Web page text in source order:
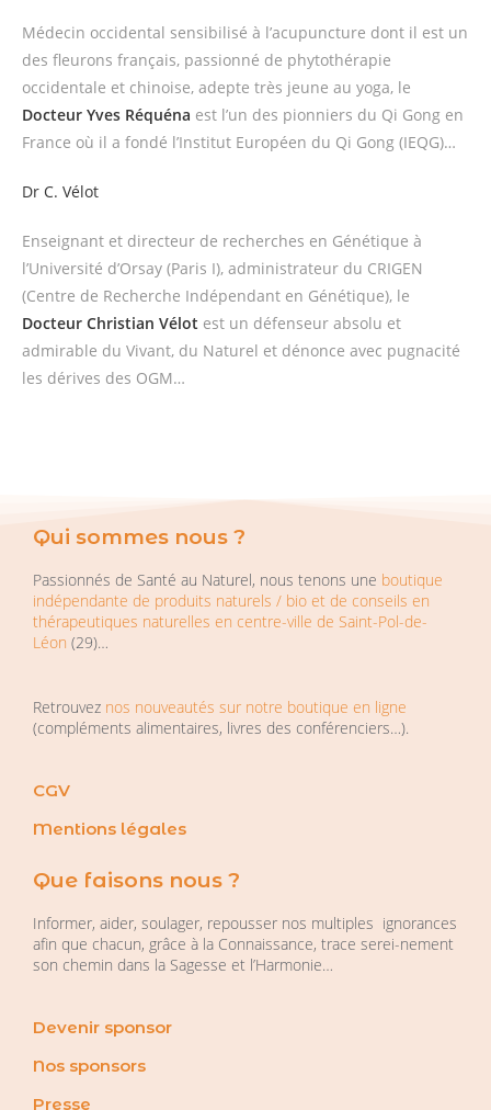
Médecin occidental sensibilisé à l’acupuncture dont il est un
des fleurons français, passionné de phytothérapie
occidentale et chinoise, adepte très jeune au yoga, le
Docteur Yves Réquéna est l’un des pionniers du Qi Gong en
France où il a fondé l’Institut Européen du Qi Gong (IEQG)…
Dr C. Vélot
Enseignant et directeur de recherches en Génétique à
l’Université d’Orsay (Paris I), administrateur du CRIGEN
(Centre de Recherche Indépendant en Génétique), le
Docteur Christian Vélot est un défenseur absolu et
admirable du Vivant, du Naturel et dénonce avec pugnacité
les dérives des OGM…
Qui sommes nous ?
Passionnés de Santé au Naturel, nous tenons une boutique
indépendante de produits naturels / bio et de conseils en
thérapeutiques naturelles en centre-ville de Saint-Pol-de-
Léon (29)…
Retrouvez nos nouveautés sur notre boutique en ligne
(compléments alimentaires, livres des conférenciers…).
CGV
Mentions légales
Que faisons nous ?
Informer, aider, soulager, repousser nos multiples ignorances
afin que chacun, grâce à la Connaissance, trace serei-nement
son chemin dans la Sagesse et l’Harmonie…
Devenir sponsor
Nos sponsors
Presse